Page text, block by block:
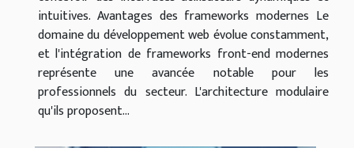
intuitives. Avantages des frameworks modernes Le
domaine du développement web évolue constamment,
et l'intégration de frameworks front-end modernes
représente une avancée notable pour les
professionnels du secteur. L'architecture modulaire
qu'ils proposent...